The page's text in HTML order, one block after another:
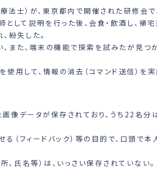
士）が、東京都内で開催された研修会で
して説明を行った後、会食・飲酒し、帰
紛失した。
また、端末の機能で探索を試みたが見つ
用して、情報の消去（コマンド送信）を実
データが保存されており、うち22名分
フィードバック）等の目的で、口頭で本
名等）は、いっさい保存されていない。